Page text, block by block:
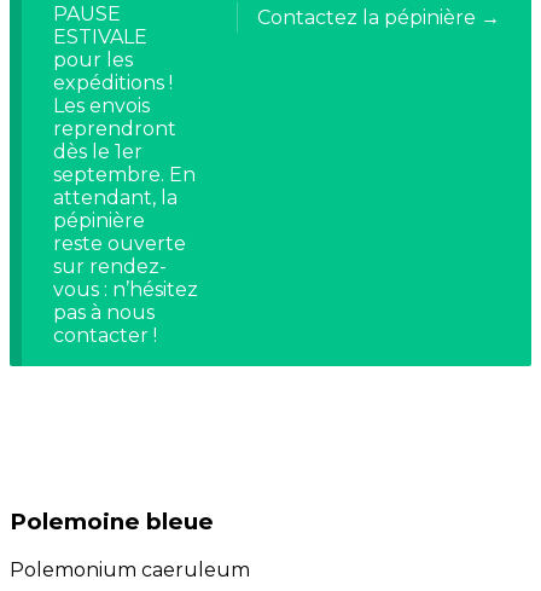
Contactez la pépinière →
PAUSE
ESTIVALE
pour les
expéditions !
Les envois
reprendront
dès le 1er
septembre. En
attendant, la
pépinière
reste ouverte
sur rendez-
vous : n’hésitez
pas à nous
contacter !
Polemoine bleue
Polemonium caeruleum